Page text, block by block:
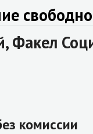
Факел
комиссии